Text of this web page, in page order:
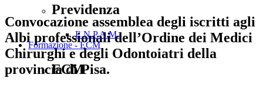
Previdenza
E.N.P.A.M.
Formazione - ECM
ECM
Convocazione assemblea degli iscritti agli
Albi professionali dell’Ordine dei Medici
Chirurghi e degli Odontoiatri della
provincia di Pisa.